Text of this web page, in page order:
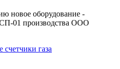
новое оборудование -
01 производства ООО